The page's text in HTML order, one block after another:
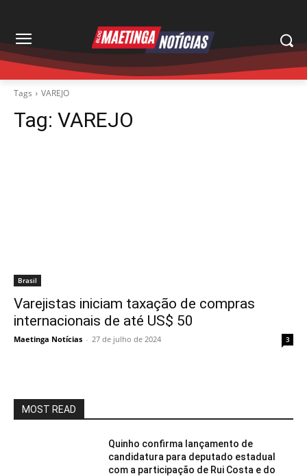
Tags VAREJO
Tag: VAREJO
Brasil
Varejistas iniciam taxação de compras
internacionais de até US$ 50
Maetinga Notícias - 27 de julho de 2024 3
MOST READ
Quinho confirma lançamento de
candidatura para deputado estadual
com a participação de Rui Costa e do